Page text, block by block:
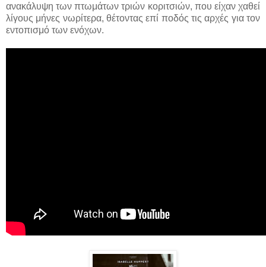
ανακάλυψη των πτωμάτων τριών κοριτσιών, που είχαν χαθεί
λίγους μήνες νωρίτερα, θέτοντας επί ποδός τις αρχές για τον
εντοπισμό των ενόχων.